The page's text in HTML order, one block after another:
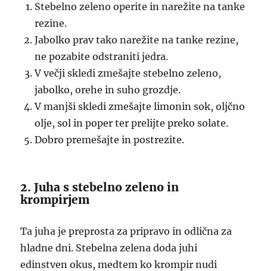
Stebelno zeleno operite in narežite na tanke
rezine.
Jabolko prav tako narežite na tanke rezine,
ne pozabite odstraniti jedra.
V večji skledi zmešajte stebelno zeleno,
jabolko, orehe in suho grozdje.
V manjši skledi zmešajte limonin sok, oljčno
olje, sol in poper ter prelijte preko solate.
Dobro premešajte in postrezite.
2. Juha s stebelno zeleno in
krompirjem
Ta juha je preprosta za pripravo in odlična za
hladne dni. Stebelna zelena doda juhi
edinstven okus, medtem ko krompir nudi